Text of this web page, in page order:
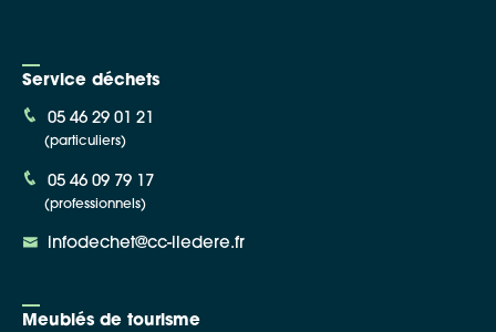
Service déchets
05 46 29 01 21
(particuliers)
05 46 09 79 17
(professionnels)
infodechet@cc-iledere.fr
Meublés de tourisme